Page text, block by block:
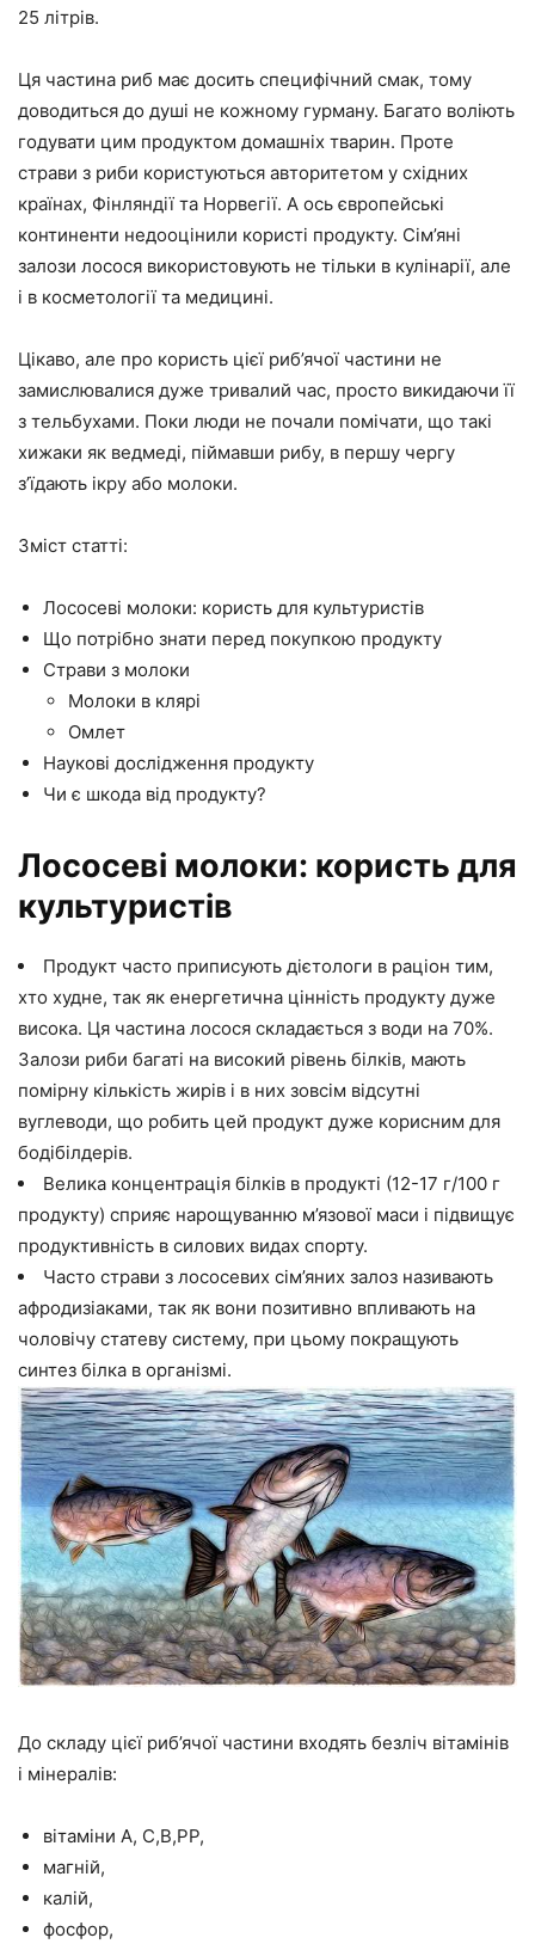
25 літрів.
Ця частина риб має досить специфічний смак, тому
доводиться до душі не кожному гурману. Багато воліють
годувати цим продуктом домашніх тварин. Проте
страви з риби користуються авторитетом у східних
країнах, Фінляндії та Норвегії. А ось європейські
континенти недооцінили користі продукту. Сім’яні
залози лосося використовують не тільки в кулінарії, але
і в косметології та медицині.
Цікаво, але про користь цієї риб’ячої частини не
замислювалися дуже тривалий час, просто викидаючи її
з тельбухами. Поки люди не почали помічати, що такі
хижаки як ведмеді, піймавши рибу, в першу чергу
з’їдають ікру або молоки.
Зміст статті:
Лососеві молоки: користь для культуристів
Що потрібно знати перед покупкою продукту
Страви з молоки
Молоки в клярі
Омлет
Наукові дослідження продукту
Чи є шкода від продукту?
Лососеві молоки: користь для
культуристів
Продукт часто приписують дієтологи в раціон тим,
хто худне, так як енергетична цінність продукту дуже
висока. Ця частина лосося складається з води на 70%.
Залози риби багаті на високий рівень білків, мають
помірну кількість жирів і в них зовсім відсутні
вуглеводи, що робить цей продукт дуже корисним для
бодібілдерів.
Велика концентрація білків в продукті (12-17 г/100 г
продукту) сприяє нарощуванню м’язової маси і підвищує
продуктивність в силових видах спорту.
Часто страви з лососевих сім’яних залоз називають
афродизіаками, так як вони позитивно впливають на
чоловічу статеву систему, при цьому покращують
синтез білка в організмі.
До складу цієї риб’ячої частини входять безліч вітамінів
і мінералів:
вітаміни А, С,В,РР,
магній,
калій,
фосфор,